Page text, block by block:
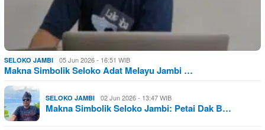
SELOKO JAMBI 05 Jun 2026 - 16:51 WIB
Makna Simbolik Seloko Adat Melayu Jambi …
SELOKO JAMBI 02 Jun 2026 - 13:47 WIB
Makna Simbolik Seloko Jambi: Petai Dak B…